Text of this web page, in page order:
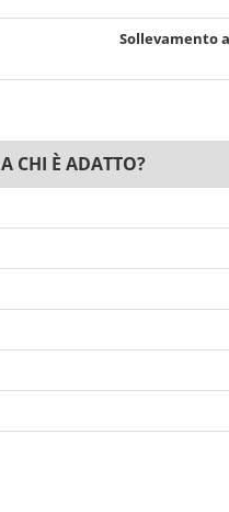
Sollevamento
A CHI È ADATTO?